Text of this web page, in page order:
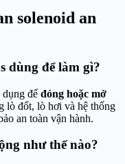
solenoid an
dùng để làm gì?
dụng để đóng hoặc mở
lò đốt, lò hơi và hệ thống
an toàn vận hành.
như thế nào?